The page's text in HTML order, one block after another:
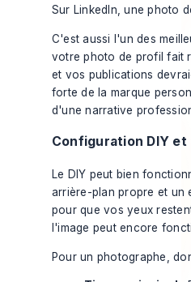
Sur LinkedIn, une photo
C'est aussi l'un des
votre photo de profil fait
et vos publications
forte de la marque
d'une narrative
Configuration DIY
Le DIY peut bien
arrière-plan propre et un
pour que vos yeux
l'image peut encore
Pour un photographe,